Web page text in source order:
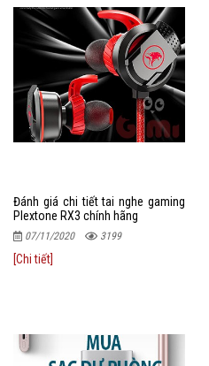
Đánh giá chi tiết tai nghe gaming
Plextone RX3 chính hãng
07/11/2020 3199
[Chi tiết]